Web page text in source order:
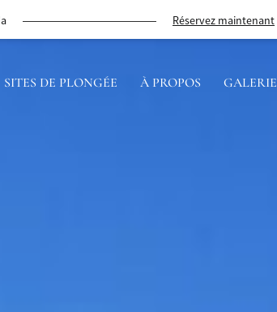
Réservez maintenant
SITES DE PLONGÉE À PROPOS GALERIE